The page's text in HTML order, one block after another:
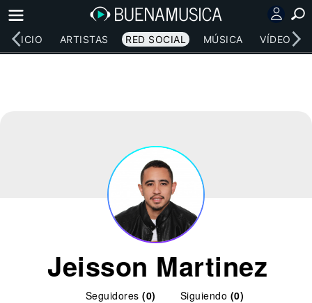
INICIO ARTISTAS RED SOCIAL MÚSICA VÍDEOS
Jeisson Martinez
Seguidores (0) Siguiendo (0)